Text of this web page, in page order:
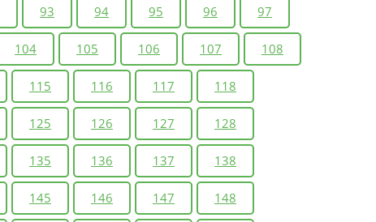
93 94 95 96 97
104 105 106 107 108
115 116 117 118
125 126 127 128
135 136 137 138
145 146 147 148